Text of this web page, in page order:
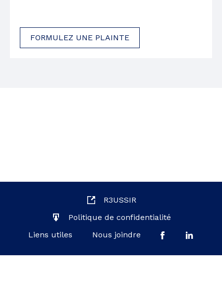
FORMULEZ UNE PLAINTE
R3USSIR
Politique de confidentialité
Liens utiles
Nous joindre